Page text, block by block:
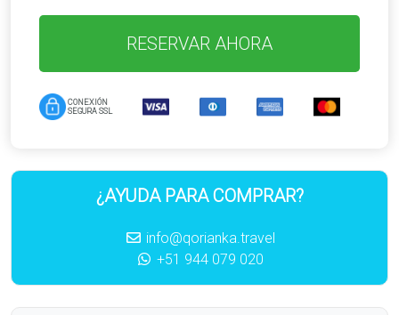
RESERVAR AHORA
CONEXIÓN
SEGURA SSL
¿AYUDA PARA COMPRAR?
info@qorianka.travel
+51 944 079 020